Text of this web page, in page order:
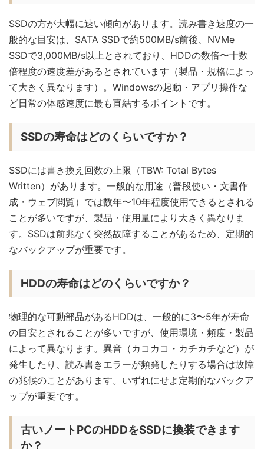
SSDの方が大幅に速い傾向があります。読み書き速度の一
般的な目安は、SATA SSDで約500MB/s前後、NVMe
SSDで3,000MB/s以上とされており、HDDの数倍〜十数
倍程度の速度差があるとされています（製品・規格によっ
て大きく異なります）。Windowsの起動・アプリ操作な
ど日常の体感速度に最も直結するポイントです。
SSDの寿命はどのくらいですか？
SSDには書き換え回数の上限（TBW: Total Bytes
Written）があります。一般的な用途（普段使い・文書作
成・ウェブ閲覧）では数年〜10年程度使用できるとされる
ことが多いですが、製品・使用量により大きく異なりま
す。SSDは前兆なく突然故障することがあるため、定期的
なバックアップが重要です。
HDDの寿命はどのくらいですか？
物理的な可動部品があるHDDは、一般的に3〜5年が寿命
の目安とされることが多いですが、使用環境・頻度・製品
によって異なります。異音（カコカコ・カチカチなど）が
発生したり、読み書きエラーが頻発したりする場合は故障
の兆候のことがあります。いずれにせよ定期的なバックア
ップが重要です。
古いノートPCのHDDをSSDに換装できます
か？